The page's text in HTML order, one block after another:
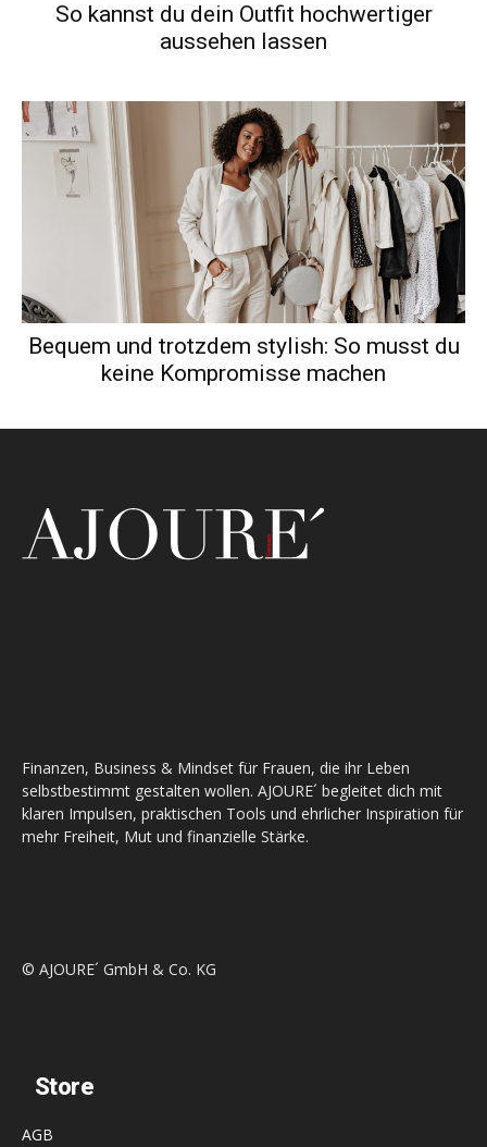
So kannst du dein Outfit hochwertiger
aussehen lassen
Bequem und trotzdem stylish: So musst du
keine Kompromisse machen
Finanzen, Business & Mindset für Frauen, die ihr Leben
selbstbestimmt gestalten wollen. AJOURE´ begleitet dich mit
klaren Impulsen, praktischen Tools und ehrlicher Inspiration für
mehr Freiheit, Mut und finanzielle Stärke.
© AJOURE´ GmbH & Co. KG
Store
AGB